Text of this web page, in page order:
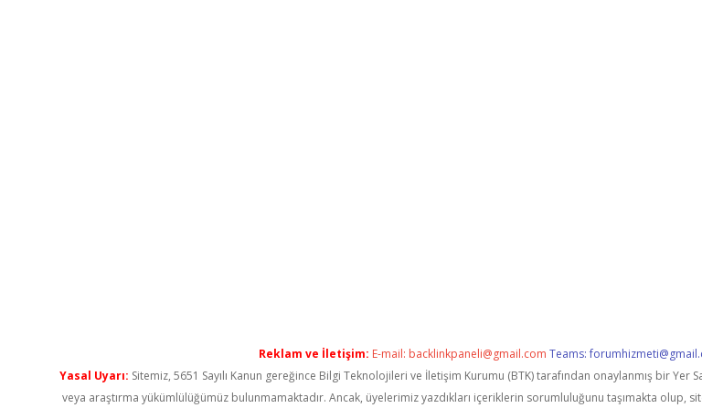
Reklam ve İletişim: E-mail: backlinkpaneli@gmail.com Teams:
Yasal Uyarı: Sitemiz, 5651 Sayılı Kanun gereğince Bilgi Teknolojileri ve İletişim Kurumu (BTK) tarafından onaylanmış bir
veya araştırma yükümlülüğümüz bulunmamaktadır. Ancak, üyelerimiz yazdıkları içeriklerin sorumluluğunu taşımakta